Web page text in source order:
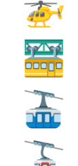
🚁
🚟
🚠